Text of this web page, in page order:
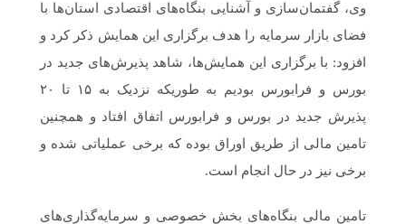
وی، گفتمان‌سازی و آشنایی بنگاه‌های اقتصادی استان‌ها با
فضای بازار سرمایه را هدف برگزاری این همایش ذکر کرد و
افزود: با برگزاری این همایش‌ها، شاهد پذیرش‌های جدید در
بورس و فرابورس بودیم به طوریکه نزدیک به ۱۵ تا ۲۰
پذیرش جدید در بورس و فرابورس اتفاق افتاد و همچنین
تامین‌ مالی‌ از طریق اوراق بوده که برخی عملیاتی شده و
برخی نیز در حال انجام است.
تامین مالی بنگاه‌های بخش خصوصی و سرمایه‌گذاری‌های